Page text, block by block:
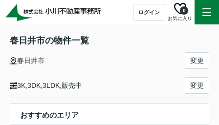
ログイン
お気に入り
0
春日井市の物件一覧
春日井市 変更
3K,3DK,3LDK,販売中 変更
おすすめのエリア